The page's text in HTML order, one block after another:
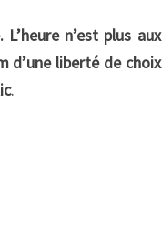
n’est plus aux
d’une liberté de choix
.